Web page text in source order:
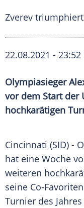
Zverev
22.08.2021 -
Olympiasieger
vor dem Start der
hochkarätigen
Cincinnati (SID) -
hat eine Woche
weiteren
seine Co-
Turnier des